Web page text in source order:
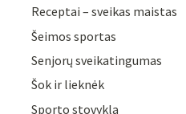
Receptai – sveikas maistas
Šeimos sportas
Senjorų sveikatingumas
Šok ir lieknėk
Sporto stovykla